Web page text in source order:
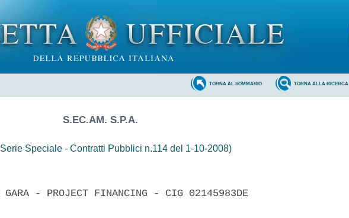
TORNA ALLA RICERCA
TORNA AL SOMMARIO
S.EC.AM. S.P.A.
Serie Speciale - Contratti Pubblici n.114 del 1-10-2008)
GARA - PROJECT FINANCING - CIG 02145983DE